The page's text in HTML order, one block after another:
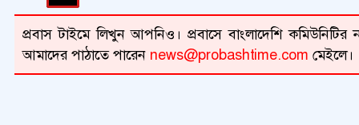
প্রবাস টাইমে লিখুন আপনিও। প্রবাসে বাংলাদেশি
আমাদের পাঠাতে পারেন news@probashtime.com মেইলে।